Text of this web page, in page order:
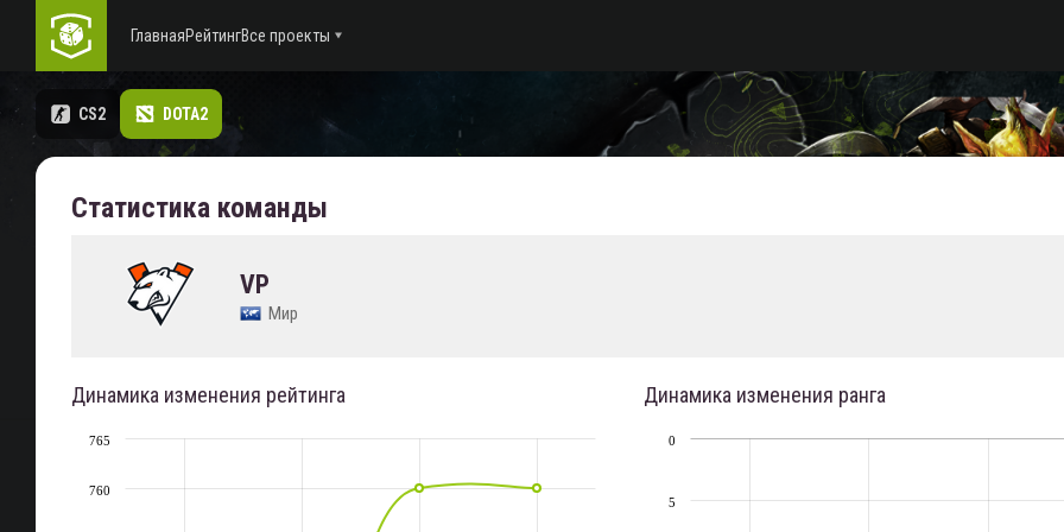
ГлавнаяРейтингВсе проекты
CS2 DOTA2
Статистика команды
VP
Мир
Динамика изменения рейтинга
760
765
Динамика изменения ранга
0
5